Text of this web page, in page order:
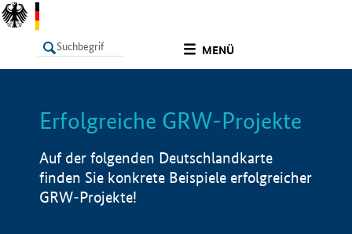
MENÜ
LISTE Info
Erfolgreiche GRW-Projekte
Auf der folgenden Deutschlandkarte
finden Sie konkrete Beispiele erfolgreicher
GRW-Projekte!